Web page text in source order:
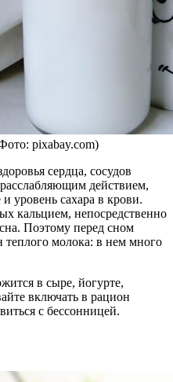
pixabay.com)
сердца, сосудов
действием,
уровень сахара в крови.
кальцием, непосредственно
Поэтому перед сном
теплого молока: в нем много
в сыре, йогурте,
включать в рацион
с бессонницей.